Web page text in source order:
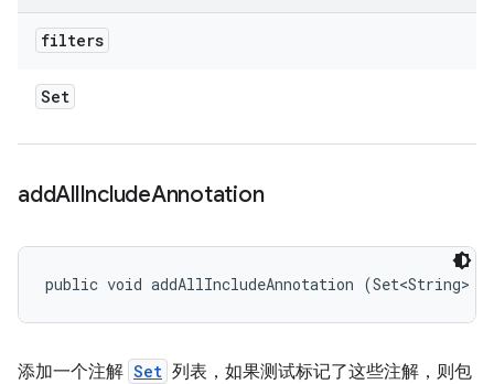
filters
Set
addAllIncludeAnnotation
public void addAllIncludeAnnotation (Set<String>
添加一个注解 Set 列表，如果测试标记了这些注解，则包